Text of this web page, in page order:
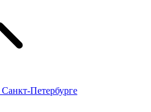
Петербурге